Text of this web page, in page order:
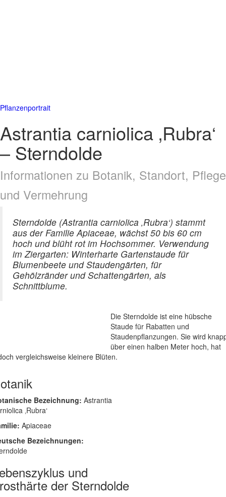
Pflanzenportrait
Astrantia carniolica ‚Rubra‘
– Sterndolde
Informationen zu Botanik, Standort, Pflege
und Vermehrung
Sterndolde (Astrantia carniolica ‚Rubra‘) stammt
aus der Familie Apiaceae, wächst 50 bis 60 cm
hoch und blüht rot im Hochsommer. Verwendung
im Ziergarten: Winterharte Gartenstaude für
Blumenbeete und Staudengärten, für
Gehölzränder und Schattengärten, als
Schnittblume.
Die Sterndolde ist eine hübsche
Staude für Rabatten und
Staudenpflanzungen. Sie wird
über einen halben Meter hoch, hat
vergleichsweise kleinere Blüten.
Bezeichnung: Astrantia
‚Rubra‘
Apiaceae
Bezeichnungen:
und
der Sterndolde